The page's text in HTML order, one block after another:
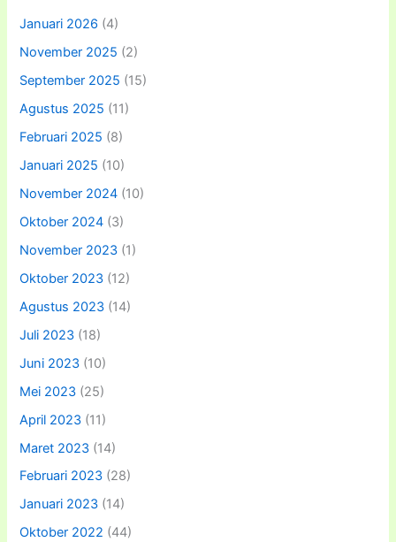
Januari 2026 (4)
November 2025 (2)
September 2025 (15)
Agustus 2025 (11)
Februari 2025 (8)
Januari 2025 (10)
November 2024 (10)
Oktober 2024 (3)
November 2023 (1)
Oktober 2023 (12)
Agustus 2023 (14)
Juli 2023 (18)
Juni 2023 (10)
Mei 2023 (25)
April 2023 (11)
Maret 2023 (14)
Februari 2023 (28)
Januari 2023 (14)
Oktober 2022 (44)